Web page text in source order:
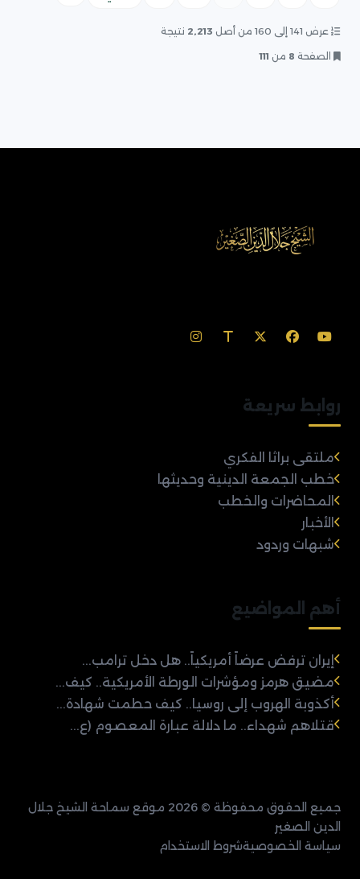
عرض 141 إلى 160 من أصل 2,213 نتيجة
الصفحة 8 من 111
روابط سريعة
ملتقى براثا الفكري
خطب الجمعة الدينية وحديثها
المحاضرات والخطب
الأخبار
شبهات وردود
أهم المواضيع
إيران ترفض عرضاً أمريكياً.. هل دخل ترامب...
مضيق هرمز ومؤشرات الورطة الأمريكية.. كيف...
أكذوبة الهروب إلى روسيا.. كيف حطمت شهادة...
قتلاهم شهداء.. ما دلالة عبارة المعصوم (ع...
جميع الحقوق محفوظة © 2026 موقع سماحة الشيخ جلال
الدين الصغير
سياسة الخصوصيةشروط الاستخدام